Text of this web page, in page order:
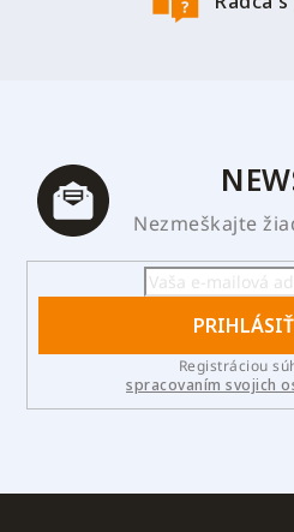
Nezmeškajte
spracovaním svojich